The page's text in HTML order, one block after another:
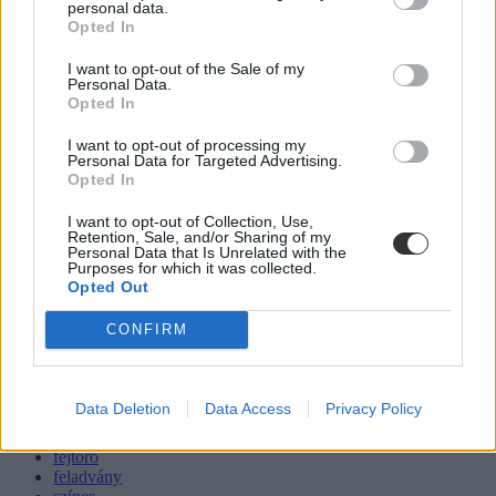
personal data.
Opted In
I want to opt-out of the Sale of my
Personal Data.
Opted In
I want to opt-out of processing my
Personal Data for Targeted Advertising.
Opted In
I want to opt-out of Collection, Use,
Retention, Sale, and/or Sharing of my
Personal Data that Is Unrelated with the
Purposes for which it was collected.
Opted Out
CONFIRM
Data Deletion Data Access Privacy Policy
feladat
fejtörő
feladvány